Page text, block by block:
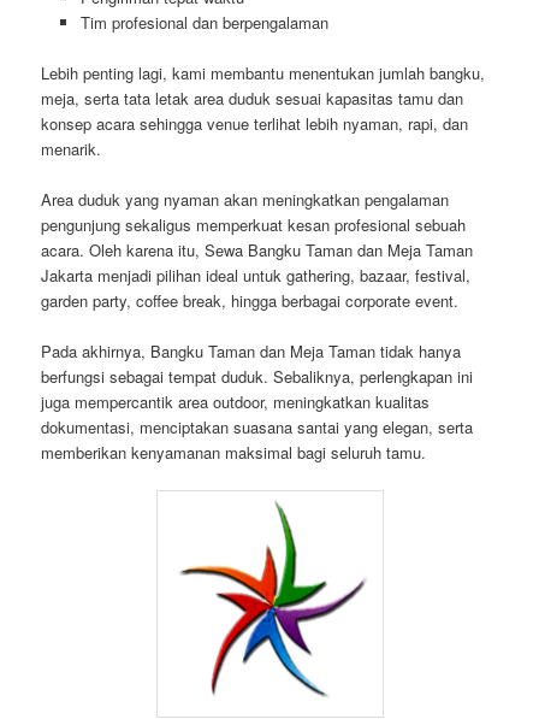
Tim profesional dan berpengalaman
Lebih penting lagi, kami membantu menentukan jumlah bangku,
meja, serta tata letak area duduk sesuai kapasitas tamu dan
konsep acara sehingga venue terlihat lebih nyaman, rapi, dan
menarik.
Area duduk yang nyaman akan meningkatkan pengalaman
pengunjung sekaligus memperkuat kesan profesional sebuah
acara. Oleh karena itu, Sewa Bangku Taman dan Meja Taman
Jakarta menjadi pilihan ideal untuk gathering, bazaar, festival,
garden party, coffee break, hingga berbagai corporate event.
Pada akhirnya, Bangku Taman dan Meja Taman tidak hanya
berfungsi sebagai tempat duduk. Sebaliknya, perlengkapan ini
juga mempercantik area outdoor, meningkatkan kualitas
dokumentasi, menciptakan suasana santai yang elegan, serta
memberikan kenyamanan maksimal bagi seluruh tamu.